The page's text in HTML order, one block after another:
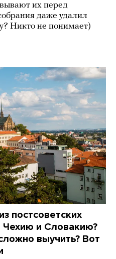
их перед
даже удалил
Никто не понимает)
постсоветских
Чехию и Словакию?
выучить? Вот